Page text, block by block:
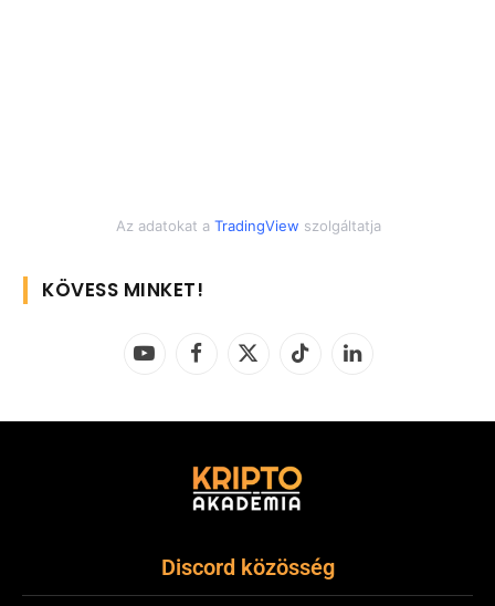
Az adatokat a TradingView szolgáltatja
KÖVESS MINKET!
YouTubeFacebook
X
TikTok LinkedIn
Discord közösség